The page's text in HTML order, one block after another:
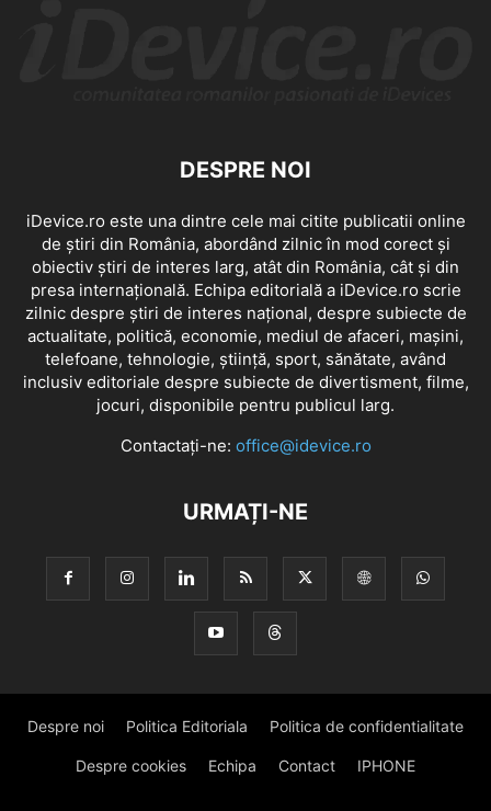
DESPRE NOI
iDevice.ro este una dintre cele mai citite publicatii online
de știri din România, abordând zilnic în mod corect și
obiectiv știri de interes larg, atât din România, cât și din
presa internațională. Echipa editorială a iDevice.ro scrie
zilnic despre știri de interes național, despre subiecte de
actualitate, politică, economie, mediul de afaceri, mașini,
telefoane, tehnologie, știință, sport, sănătate, având
inclusiv editoriale despre subiecte de divertisment, filme,
jocuri, disponibile pentru publicul larg.
Contactați-ne: office@idevice.ro
URMAȚI-NE
Despre noi Politica Editoriala Politica de confidentialitate
Despre cookies Echipa Contact IPHONE